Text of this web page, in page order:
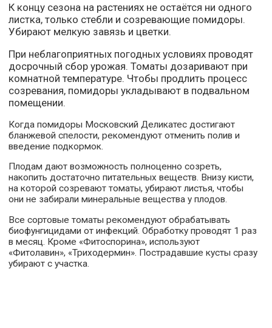
К концу сезона на растениях не остаётся ни одного
листка, только стебли и созревающие помидоры.
Убирают мелкую завязь и цветки.
При неблагоприятных погодных условиях проводят
досрочный сбор урожая. Томаты дозаривают при
комнатной температуре. Чтобы продлить процесс
созревания, помидоры укладывают в подвальном
помещении.
Когда помидоры Московский Деликатес достигают
бланжевой спелости, рекомендуют отменить полив и
введение подкормок.
Плодам дают возможность полноценно созреть,
накопить достаточно питательных веществ. Внизу кисти,
на которой созревают томаты, убирают листья, чтобы
они не забирали минеральные вещества у плодов.
Все сортовые томаты рекомендуют обрабатывать
биофунгицидами от инфекций. Обработку проводят 1 раз
в месяц. Кроме «Фитоспорина», используют
«Фитолавин», «Триходермин». Пострадавшие кусты сразу
убирают с участка.